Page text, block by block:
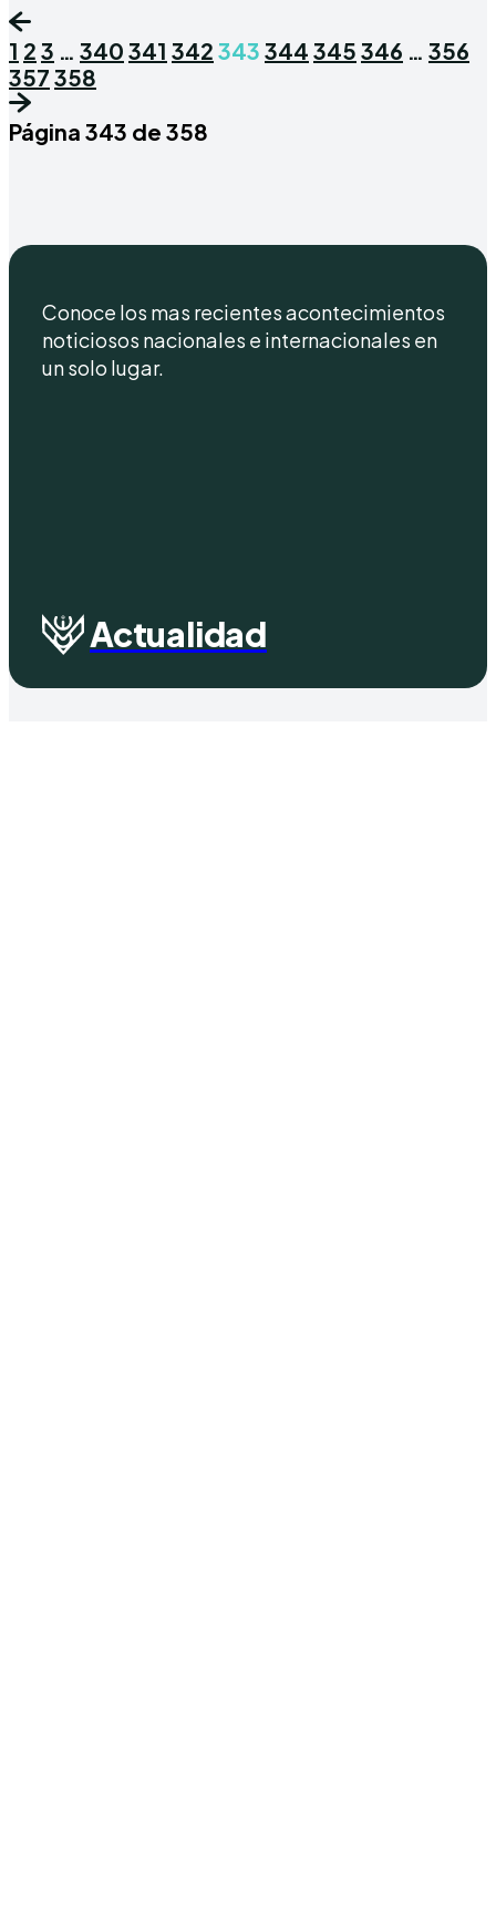
1 2 3 … 340 341 342 343 344 345 346 … 356
357 358
Página 343 de 358
Conoce los mas recientes acontecimientos
noticiosos nacionales e internacionales en
un solo lugar.
Actualidad